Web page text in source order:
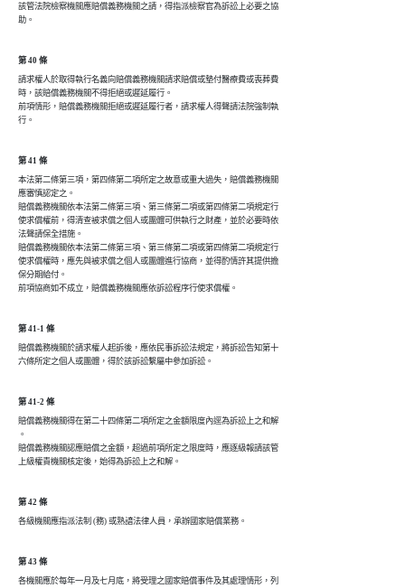
該管法院檢察機關應賠償義務機關之請，得指派檢察官為訴訟上必要之協
第 40 條
請求權人於取得執行名義向賠償義務機關請求賠償或墊付醫療費或喪葬費
時，該賠償義務機關不得拒絕或遲延履行。
前項情形，賠償義務機關拒絕或遲延履行者，請求權人得聲請法院強制執
第 41 條
本法第二條第三項，第四條第二項所定之故意或重大過失，賠償義務機關
應審慎認定之。
賠償義務機關依本法第二條第三項、第三條第二項或第四條第二項規定行
使求償權前，得清查被求償之個人或團體可供執行之財產，並於必要時依
法聲請保全措施。
賠償義務機關依本法第二條第三項、第三條第二項或第四條第二項規定行
使求償權時，應先與被求償之個人或團體進行協商，並得酌情許其提供擔
保分期給付。
前項協商如不成立，賠償義務機關應依訴訟程序行使求償權。
第 41-1 條
賠償義務機關於請求權人起訴後，應依民事訴訟法規定，將訴訟告知第十
六條所定之個人或團體，得於該訴訟繫屬中參加訴訟。
第 41-2 條
賠償義務機關得在第二十四條第二項所定之金額限度內逕為訴訟上之和解
。
賠償義務機關認應賠償之金額，超過前項所定之限度時，應逐級報請該管
上級權責機關核定後，始得為訴訟上之和解。
第 42 條
第 43 條
各機關應於每年一月及七月底，將受理之國家賠償事件及其處理情形，列